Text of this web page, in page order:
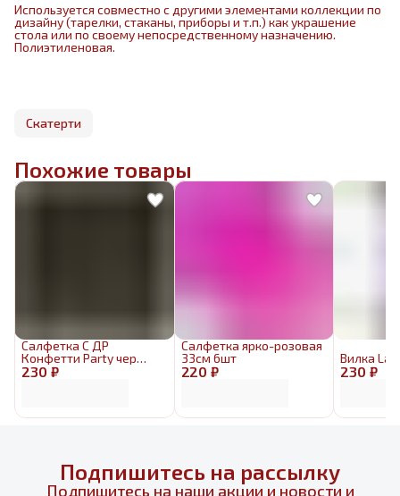
Используется совместно с другими элементами коллекции по
дизайну (тарелки, стаканы, приборы и т.п.) как украшение
стола или по своему непосредственному назначению.
Полиэтиленовая.
Скатерти
Похожие товары
230 ₽
Салфетка С ДР
Конфетти Party чер
33см6шт
220 ₽
Салфетка ярко-розовая
33см 6шт
230 ₽
Вилка
Подпишитесь на рассылку
Подпишитесь на наши акции и новости и